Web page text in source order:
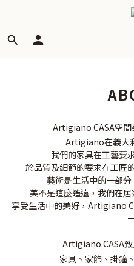
Artigiano CASA空
Artigiano在義大
我們的家具在工藝要
於品質及細節的要求在工匠
藝術是生活中的一部
美不是這麼遙遠，我們在
享受生活中的美好， Artigiano
Artigiano CASA
家具、家飾、掛鐘